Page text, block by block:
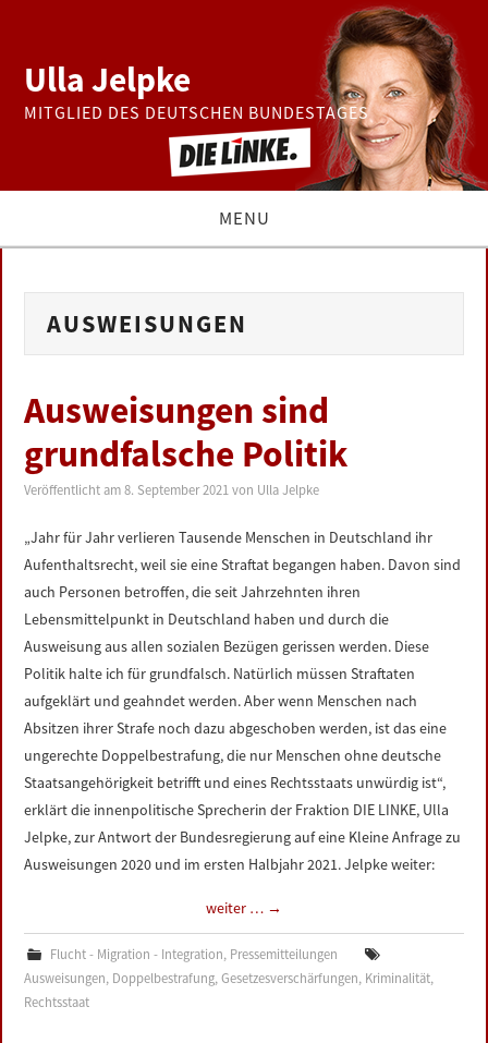
Ulla Jelpke
MITGLIED DES DEUTSCHEN BUNDESTAGES
MENU
BUNDESTAG
ZUR PERSON
DATENSCHUTZERKLÄRUNG
IMPRESSUM
AUSWEISUNGEN
Ausweisungen sind
grundfalsche Politik
Veröffentlicht am8. September 2021 von Ulla Jelpke
„Jahr für Jahr verlieren Tausende Menschen in Deutschland ihr
Aufenthaltsrecht, weil sie eine Straftat begangen haben. Davon sind
auch Personen betroffen, die seit Jahrzehnten ihren
Lebensmittelpunkt in Deutschland haben und durch die
Ausweisung aus allen sozialen Bezügen gerissen werden. Diese
Politik halte ich für grundfalsch. Natürlich müssen Straftaten
aufgeklärt und geahndet werden. Aber wenn Menschen nach
Absitzen ihrer Strafe noch dazu abgeschoben werden, ist das eine
ungerechte Doppelbestrafung, die nur Menschen ohne deutsche
Staatsangehörigkeit betrifft und eines Rechtsstaats unwürdig ist“,
erklärt die innenpolitische Sprecherin der Fraktion DIE LINKE, Ulla
Jelpke, zur Antwort der Bundesregierung auf eine Kleine Anfrage zu
Ausweisungen 2020 und im ersten Halbjahr 2021. Jelpke weiter:
weiter … →
Flucht - Migration - Integration, Pressemitteilungen
Ausweisungen, Doppelbestrafung,Gesetzesverschärfungen, Kriminalität,
Rechtsstaat